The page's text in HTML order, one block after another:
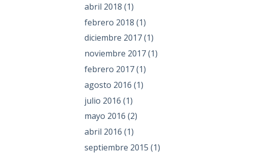
abril 2018 (1)
febrero 2018 (1)
diciembre 2017(1)
noviembre 2017(1)
febrero 2017(1)
agosto 2016 (1)
julio 2016 (1)
mayo 2016 (2)
abril 2016 (1)
septiembre 2015 (1)